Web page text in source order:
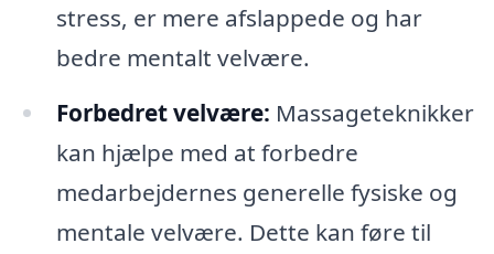
stress, er mere afslappede og har
bedre mentalt velvære.
Forbedret velvære: Massageteknikker
kan hjælpe med at forbedre
medarbejdernes generelle fysiske og
mentale velvære. Dette kan føre til